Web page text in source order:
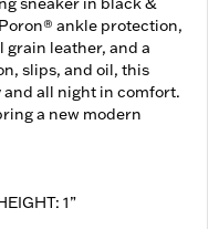
ankle protection,
leather, and a
slips, and oil, this
and all night in comfort.
a new modern
1”